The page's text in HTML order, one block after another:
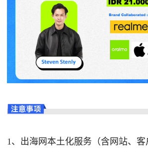
1、出海网本土化服务（含网站、